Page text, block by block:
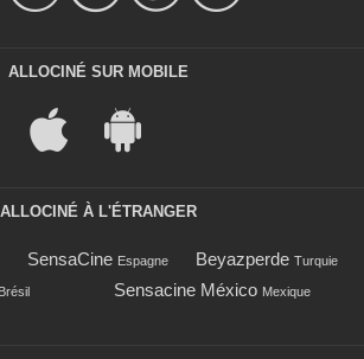
ALLOCINÉ SUR MOBILE
ALLOCINÉ À L'ÉTRANGER
SensaCine Espagne Beyazperde Turquie
Brésil Sensacine México Mexique